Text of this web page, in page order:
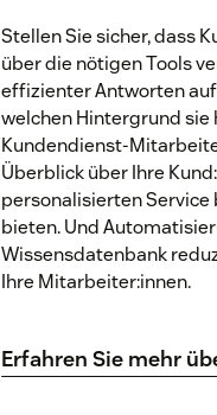
Stellen Sie sicher, dass
über die nötigen Tools
effizienter Antworten
welchen Hintergrund
Kundendienst-
Überblick über Ihre
personalisierten
bieten. Und
Wissensdatenbank
Ihre Mitarbeiter:innen.
Erfahren Sie mehr